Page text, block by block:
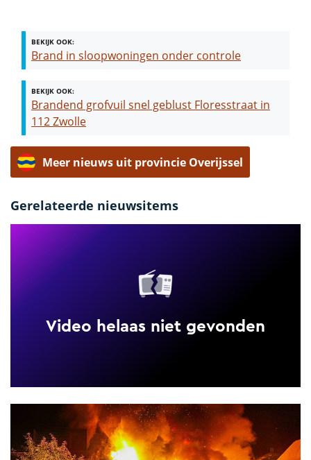
BEKIJK OOK:
Brand in sloopwoningen onder controle
BEKIJK OOK:
Brandend grofvuil snel geblust Floresstraat in
112 Zwolle
Meer nieuws uit provincie Overijssel
Gerelateerde nieuwsitems